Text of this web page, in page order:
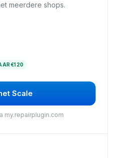
meerdere shops.
€120
Scale
my.repairplugin.com